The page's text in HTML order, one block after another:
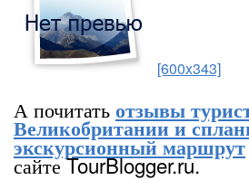
[600x343]
А почитатьотзывы
Великобритании и
экскурсионный маршрут
сайте TourBlogger.ru.